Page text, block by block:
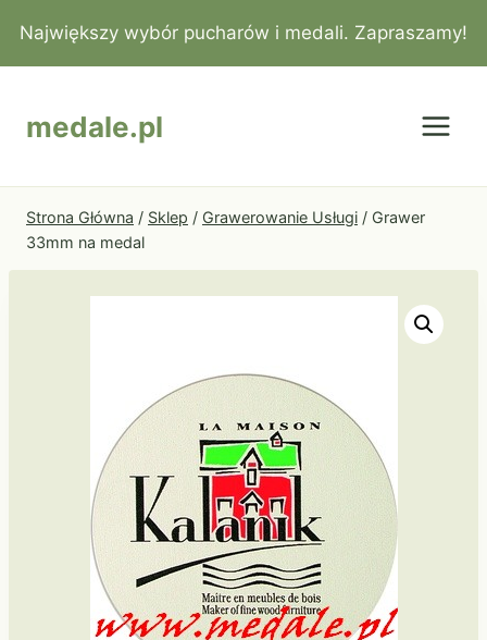
do
treści
Największy wybór pucharów i medali. Zapraszamy!
medale.pl
Strona Główna / Sklep / Grawerowanie Usługi / Grawer
33mm na medal